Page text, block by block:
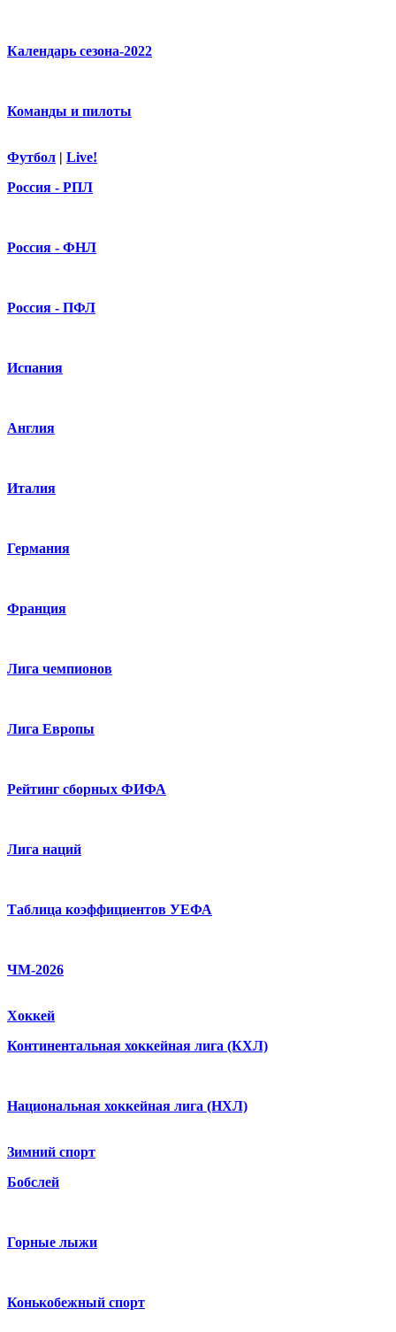
Календарь сезона-2022
Команды и пилоты
Футбол | Live!
Россия - РПЛ
Россия - ФНЛ
Россия - ПФЛ
Испания
Англия
Италия
Германия
Франция
Лига чемпионов
Лига Европы
Рейтинг сборных ФИФА
Лига наций
Таблица коэффициентов УЕФА
ЧМ-2026
Хоккей
Континентальная хоккейная лига (КХЛ)
Национальная хоккейная лига (НХЛ)
Зимний спорт
Бобслей
Горные лыжи
Конькобежный спорт